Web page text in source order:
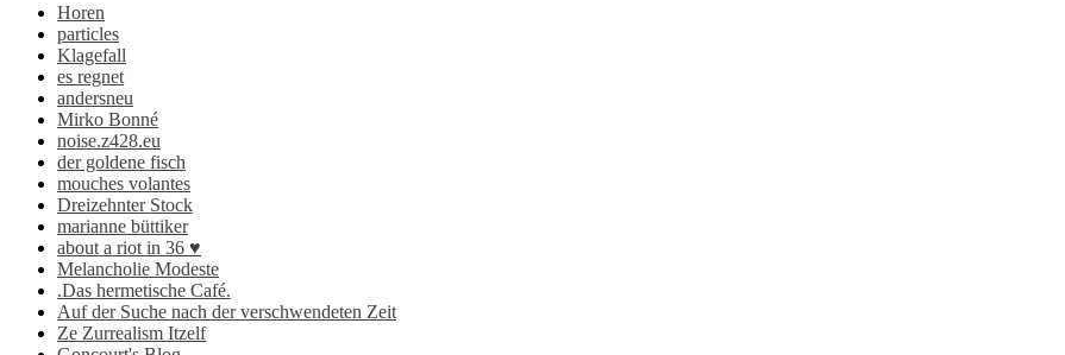
Horen
particles
Klagefall
es regnet
andersneu
Mirko Bonné
noise.z428.eu
der goldene fisch
mouches volantes
Dreizehnter Stock
marianne büttiker
about a riot in 36 ♥
Melancholie Modeste
.Das hermetische Café.
Auf der Suche nach der verschwendeten Zeit
Ze Zurrealism Itzelf